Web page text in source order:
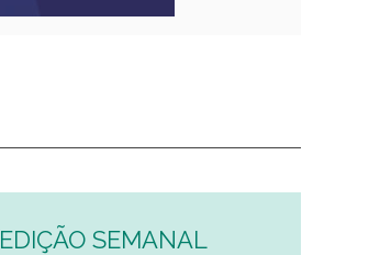
EDIÇÃO SEMANAL